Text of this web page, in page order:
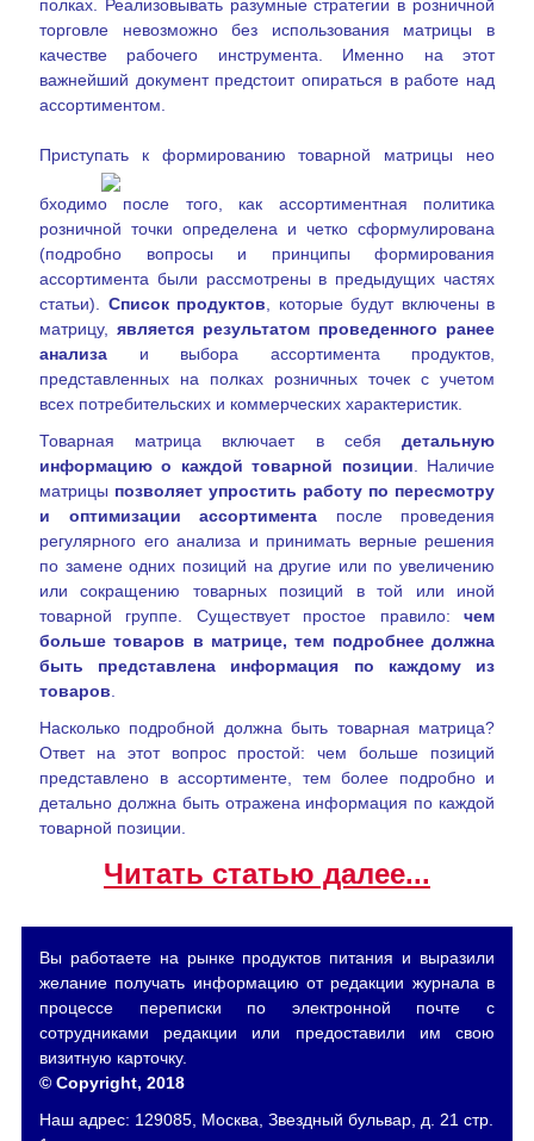
полках. Реализовывать разумные стратегии в розничной
торговле невозможно без использования матрицы в
качестве рабочего инструмента. Именно на этот
важнейший документ предстоит опираться в работе над
ассортиментом.
Приступать к формированию товарной матрицы нео
бходимо после того, как ассортиментная политика
розничной точки определена и четко сформулирована
(подробно вопросы и принципы формирования
ассортимента были рассмотрены в предыдущих частях
статьи). Списокпродуктов , которые будут включены в
матрицу, является результатом проведенного ранее
анализа и выбора ассортимента продуктов,
представленных на полках розничных точек с учетом
всех потребительских и коммерческих характеристик.
Товарная матрица включает в себя детальную
информацию о каждой товарной позиции . Наличие
матрицы позволяет упростить работу по пересмотру
и оптимизации ассортимента после проведения
регулярного его анализа и принимать верные решения
по замене одних позиций на другие или по увеличению
или сокращению товарных позиций в той или иной
товарной группе. Существует простое правило: чем
больше товаров в матрице, тем подробнее должна
быть представлена информация по каждому из
товаров
Насколько подробной должна быть товарная матрица?
Ответ на этот вопрос простой: чем больше позиций
представлено в ассортименте, тем более подробно и
детально должна быть отражена информация по каждой
товарной позиции.
Читать статью далее...
Вы работаете на рынке продуктов питания и выразили
желание получать информацию от редакции журнала в
процессе переписки по электронной почте с
сотрудниками редакции или предоставили им свою
визитную карточку.
© Copyright, 2018
Наш адрес: 129085, Москва, Звездный бульвар, д. 21 стр.